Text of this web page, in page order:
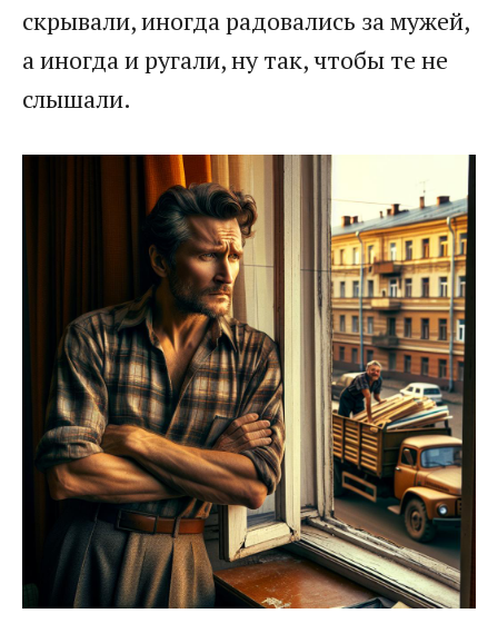
скрывали, иногда радовались за мужей,
а иногда и ругали, ну так, чтобы те не
слышали.